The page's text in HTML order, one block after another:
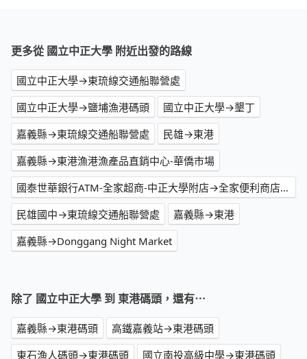
更多從 國立中正大學 附近出發的路線
國立中正大學→東琉線交通船聯營處
國立中正大學→鹽埔漁港碼頭
國立中正大學→墾丁
嘉義縣→東琉線交通船聯營處
民雄→東港
嘉義縣→東港漁港漁產品直銷中心-華僑市場
國泰世華銀行ATM-全家超商-中正大學附店→全家便利商店 東港碼頭店
民雄國中→東琉線交通船聯營處
嘉義縣→東港
嘉義縣→Donggang Night Market
除了 國立中正大學 到 東港碼頭，還有⋯
嘉義縣→東港碼頭
高鐵嘉義站→東港碼頭
東石漁人碼頭→東港碼頭
國立南投高級中學→東港碼頭